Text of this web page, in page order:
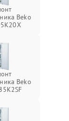
Beko
Beko